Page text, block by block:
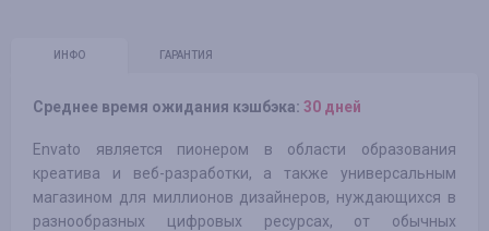
ИНФО ГАРАНТИЯ
Среднее время ожидания кэшбэка: 30 дней
Envato является пионером в области образования
креатива и веб-разработки, а также универсальным
магазином для миллионов дизайнеров, нуждающихся в
разнообразных цифровых ресурсах, от обычных